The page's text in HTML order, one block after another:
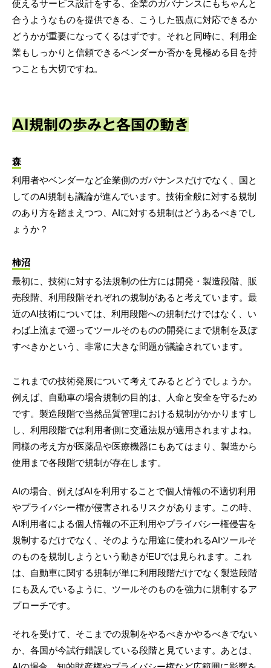
使えるサービス設計をする、企業のガバナンスにもちゃんと
合うようなものを提供できる、こうした観点に対応できるか
どうかが重要になってくるはずです。それと同時に、利用企
業もしっかりと信頼できるベンダーか否かを見極める目を持
つことも大切ですね。
AI規制の歩みと各国の動き
森
利用者やベンダーなど企業側のガバナンスだけでなく、国と
してのAI規制も議論が進んでいます。技術全般に対する規制
のあり方を踏まえつつ、AIに対する規制はどうあるべきでし
ょうか？
柿沼
最初に、技術に対する法規制の仕方には開発・製造段階、販
売段階、利用段階それぞれの規制があると考えています。最
近のAI技術については、利用段階への規制だけではなく、い
わば上流まで遡ってツールそのものの開発にまで規制を及ぼ
すべきかという、非常に大きな問題が議論されています。
これまでの技術発展について考えてみるとどうでしょうか。
例えば、自動車の場合規制の目的は、人命と安全を守るため
です。製造段階で当然品質管理における規制がかかりますし
し、利用段階では利用者側に交通法規が適用されますよね。
同様の考え方が医薬品や医療機器にもあてはまり、製造から
使用まで各段階で規制が存在します。
AIの場合、例えばAIを利用することで個人情報の不適切利用
やプライバシー権が侵害されるリスクがあります。この時、
AI利用者による個人情報の不正利用やプライバシー権侵害を
規制するだけでなく、そのような用途に使われるAIツールそ
のものを規制しようという動きがEUでは見られます。これ
は、自動車に関する規制が単に利用段階だけでなく製造段階
にも及んでいるように、ツールそのものを強力に規制するア
プローチです。
それを受けて、そこまでの規制をやるべきかやるべきでない
か、各国が今試行錯誤している段階と見ています。あとは、